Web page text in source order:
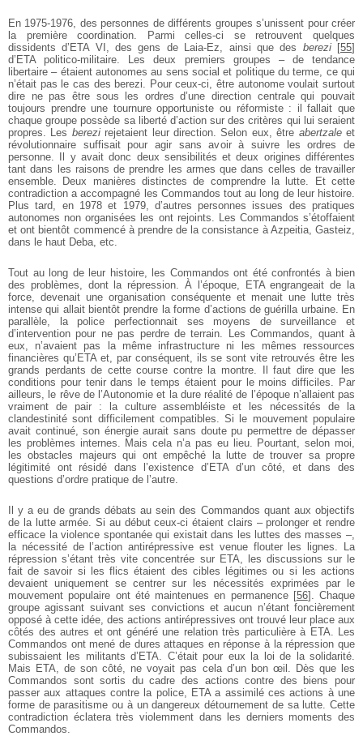
En 1975-1976, des personnes de différents groupes s’unissent pour créer
la première coordination. Parmi celles-ci se retrouvent quelques
dissidents d’ETA VI, des gens de Laia-Ez, ainsi que des berezi[55]
d’ETA politico-militaire. Les deux premiers groupes – de tendance
libertaire – étaient autonomes au sens social et politique du terme, ce qui
n’était pas le cas des berezi. Pour ceux-ci, être autonome voulait surtout
dire ne pas être sous les ordres d’une direction centrale qui pouvait
toujours prendre une tournure opportuniste ou réformiste : il fallait que
chaque groupe possède sa liberté d’action sur des critères qui lui seraient
propres. Les berezirejetaient leur direction. Selon eux, être abertzaleet
révolutionnaire suffisait pour agir sans avoir à suivre les ordres de
personne. Il y avait donc deux sensibilités et deux origines différentes
tant dans les raisons de prendre les armes que dans celles de travailler
ensemble. Deux manières distinctes de comprendre la lutte. Et cette
contradiction a accompagné les Commandos tout au long de leur histoire.
Plus tard, en 1978 et 1979, d’autres personnes issues des pratiques
autonomes non organisées les ont rejoints. Les Commandos s’étoffaient
et ont bientôt commencé à prendre de la consistance à Azpeitia, Gasteiz,
dans le haut Deba, etc.
Tout au long de leur histoire, les Commandos ont été confrontés à bien
des problèmes, dont la répression. À l’époque, ETA engrangeait de la
force, devenait une organisation conséquente et menait une lutte très
intense qui allait bientôt prendre la forme d’actions de guérilla urbaine. En
parallèle, la police perfectionnait ses moyens de surveillance et
d’intervention pour ne pas perdre de terrain. Les Commandos, quant à
eux, n’avaient pas la même infrastructure ni les mêmes ressources
financières qu’ETA et, par conséquent, ils se sont vite retrouvés être les
grands perdants de cette course contre la montre. Il faut dire que les
conditions pour tenir dans le temps étaient pour le moins difficiles. Par
ailleurs, le rêve de l’Autonomie et la dure réalité de l’époque n’allaient pas
vraiment de pair : la culture assembléiste et les nécessités de la
clandestinité sont difficilement compatibles. Si le mouvement populaire
avait continué, son énergie aurait sans doute pu permettre de dépasser
les problèmes internes. Mais cela n’a pas eu lieu. Pourtant, selon moi,
les obstacles majeurs qui ont empêché la lutte de trouver sa propre
légitimité ont résidé dans l’existence d’ETA d’un côté, et dans des
questions d’ordre pratique de l’autre.
Il y a eu de grands débats au sein des Commandos quant aux objectifs
de la lutte armée. Si au début ceux-ci étaient clairs – prolonger et rendre
efficace la violence spontanée qui existait dans les luttes des masses –,
la nécessité de l’action antirépressive est venue flouter les lignes. La
répression s’étant très vite concentrée sur ETA, les discussions sur le
fait de savoir si les flics étaient des cibles légitimes ou si les actions
devaient uniquement se centrer sur les nécessités exprimées par le
mouvement populaire ont été maintenues en permanence[56] . Chaque
groupe agissant suivant ses convictions et aucun n’étant foncièrement
opposé à cette idée, des actions antirépressives ont trouvé leur place aux
côtés des autres et ont généré une relation très particulière à ETA. Les
Commandos ont mené de dures attaques en réponse à la répression que
subissaient les militants d’ETA. C’était pour eux la loi de la solidarité.
Mais ETA, de son côté, ne voyait pas cela d’un bon œil. Dès que les
Commandos sont sortis du cadre des actions contre des biens pour
passer aux attaques contre la police, ETA a assimilé ces actions à une
forme de parasitisme ou à un dangereux détournement de sa lutte. Cette
contradiction éclatera très violemment dans les derniers moments des
Commandos.